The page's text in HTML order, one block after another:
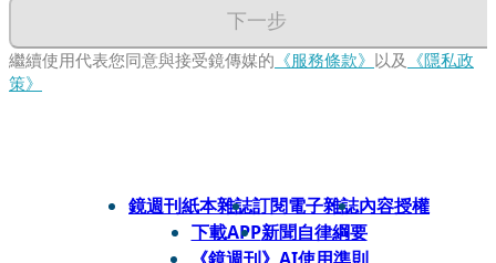
下一步
繼續使用代表您同意與接受鏡傳媒的 《服務條款》 以及 《隱私政
策》
鏡週刊紙本雜誌訂閱電子雜誌內容授權
下載APP新聞自律綱要